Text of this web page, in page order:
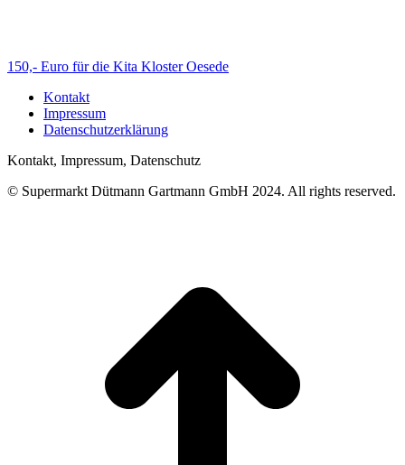
150,- Euro für die Kita Kloster Oesede
Kontakt
Impressum
Datenschutzerklärung
Kontakt, Impressum, Datenschutz
© Supermarkt Dütmann Gartmann GmbH 2024. All rights reserved.